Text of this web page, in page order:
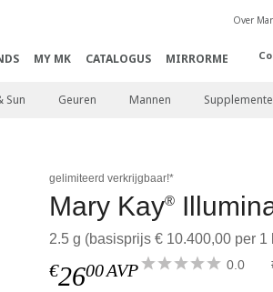
MY MK CATALOGUS MIRRORME
Over
Sun Geuren Mannen
gelimiteerd verkrijgbaar!*
Mary Kay®
2.5 g (basisprijs € 10.400,00 per 1
€2600AVP 0.0